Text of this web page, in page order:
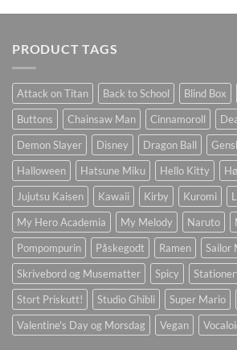
PRODUCT TAGS
Attack on Titan Back to School Blind Box
Buttons
Chainsaw Man Cinnamoroll
Demon Slayer
Disney Dragon Ball
Halloween
Hatsune Miku Hello Kitty
Jujutsu Kaisen
Kawaii Kirby Kuromi
My Hero Academia
My Melody Naruto
Pompompurin
Påskegodt Ramen Sailor
Skrivebord og Musematter
Spicy
Stort Priskutt!
Studio Ghibli Super Mario
Valentine's Day og Morsdag
Vegan